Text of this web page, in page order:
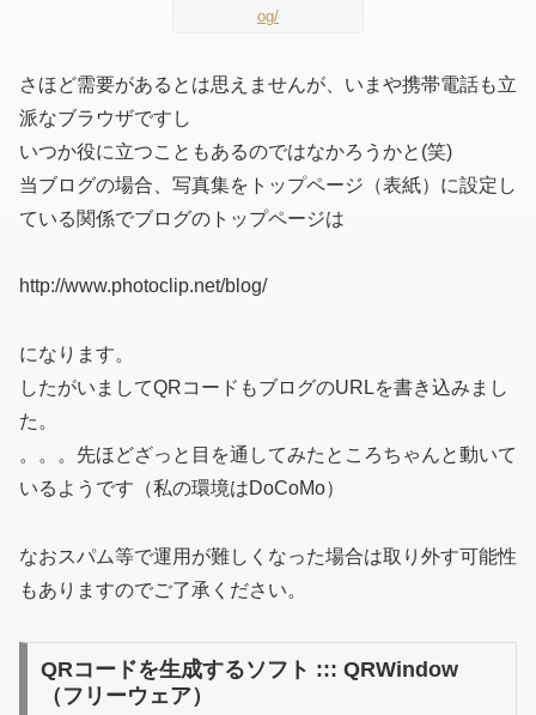
og/
さほど需要があるとは思えませんが、いまや携帯電話も立
派なブラウザですし
いつか役に立つこともあるのではなかろうかと(笑)
当ブログの場合、写真集をトップページ （表紙） に設定し
ている関係でブログのトップページは
http://www.photoclip.net/blog/
になります。
したがいましてQRコードもブログのURLを書き込みまし
た。
。。。先ほどざっと目を通してみたところちゃんと動いて
いるようです （私の環境はDoCoMo）
なおスパム等で運用が難しくなった場合は取り外す可能性
もありますのでご了承ください。
QRコードを生成するソフト ::: QRWindow
（フリーウェア）